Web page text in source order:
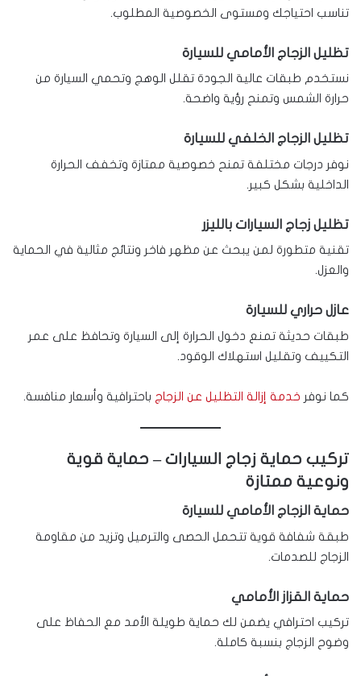
تناسب احتياجك ومستوى الخصوصية المطلوب.
تظليل الزجاج الأمامي للسيارة
نستخدم طبقات عالية الجودة تقلل الوهج وتحمي السيارة من
حرارة الشمس وتمنح رؤية واضحة.
تظليل الزجاج الخلفي للسيارة
نوفر درجات مختلفة تمنح خصوصية ممتازة وتخفف الحرارة
الداخلية بشكل كبير.
تظليل زجاج السيارات بالليزر
تقنية متطورة لمن يبحث عن مظهر فاخر ونتائج مثالية في الحماية
والعزل.
عازل حراري للسيارة
طبقات حديثة تمنع دخول الحرارة إلى السيارة وتحافظ على عمر
التكييف وتقليل استهلاك الوقود.
كما نوفر خدمة إزالة التظليل عن الزجاج باحترافية وأسعار منافسة.
تركيب حماية زجاج السيارات – حماية قوية
ونوعية ممتازة
حماية الزجاج الأمامي للسيارة
طبقة شفافة قوية تتحمل الحصى والترميل وتزيد من مقاومة
الزجاج للصدمات.
حماية القزاز الأمامي
تركيب احترافي يضمن لك حماية طويلة الأمد مع الحفاظ على
وضوح الزجاج بنسبة كاملة.